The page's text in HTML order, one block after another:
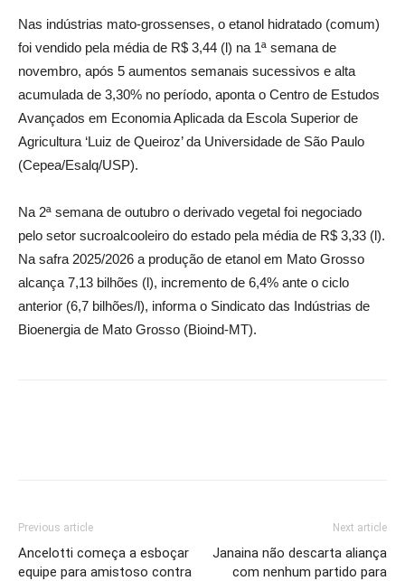
Nas indústrias mato-grossenses, o etanol hidratado (comum)
foi vendido pela média de R$ 3,44 (l) na 1ª semana de
novembro, após 5 aumentos semanais sucessivos e alta
acumulada de 3,30% no período, aponta o Centro de Estudos
Avançados em Economia Aplicada da Escola Superior de
Agricultura ‘Luiz de Queiroz’ da Universidade de São Paulo
(Cepea/Esalq/USP).
Na 2ª semana de outubro o derivado vegetal foi negociado
pelo setor sucroalcooleiro do estado pela média de R$ 3,33 (l).
Na safra 2025/2026 a produção de etanol em Mato Grosso
alcança 7,13 bilhões (l), incremento de 6,4% ante o ciclo
anterior (6,7 bilhões/l), informa o Sindicato das Indústrias de
Bioenergia de Mato Grosso (Bioind-MT).
Previous article
Ancelotti começa a esboçar
equipe para amistoso contra
Next article
Janaina não descarta aliança
com nenhum partido para